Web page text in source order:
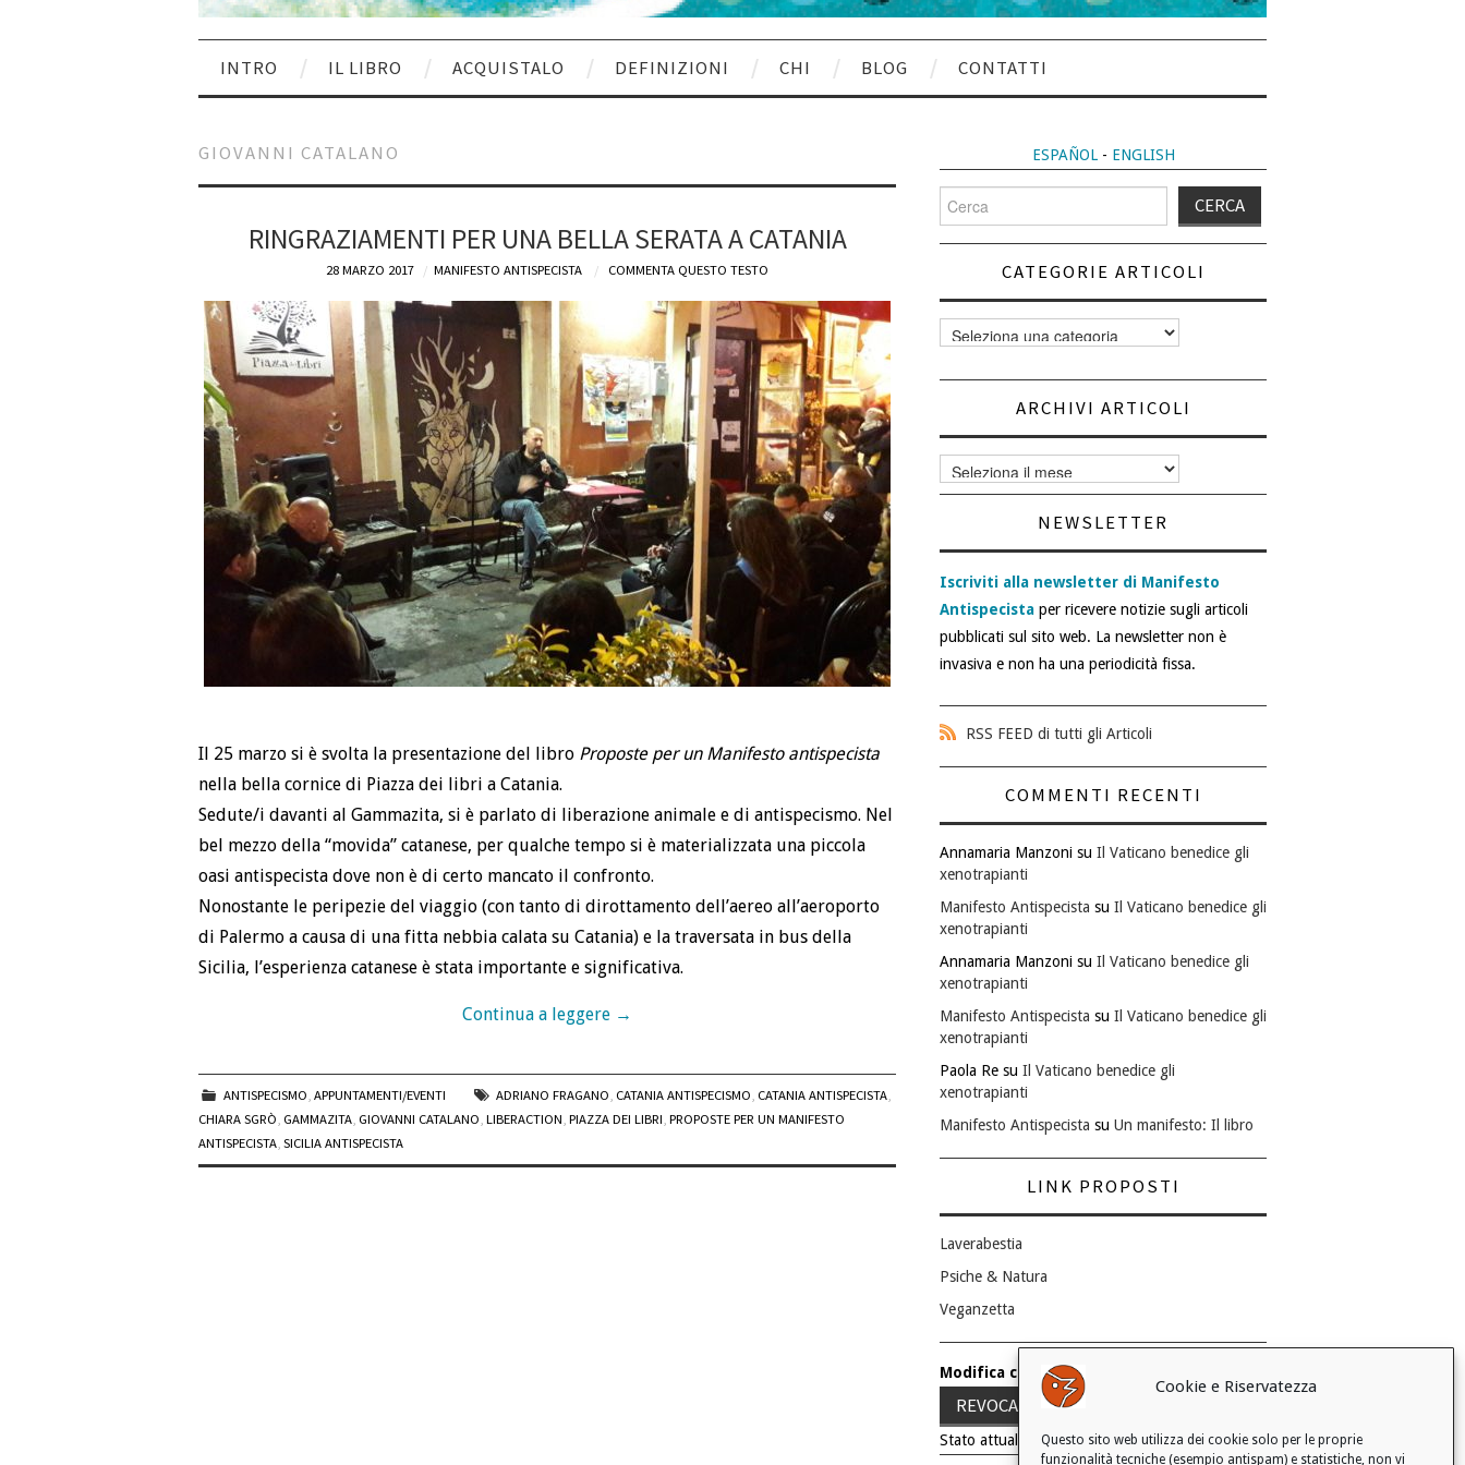
Cookie e Riservatezza
Questo sito web utilizza dei cookie solo per le proprie
funzionalità tecniche (esempio antispam) e statistiche, non vi
INTRO IL LIBRO ACQUISTALO DEFINIZIONI CHI BLOG CONTATTI
GIOVANNI CATALANO
RINGRAZIAMENTI PER UNA BELLA SERATA A CATANIA
28 MARZO 2017 MANIFESTO ANTISPECISTA COMMENTA QUESTO TESTO
Il 25 marzo si è svolta la presentazione del libro Proposte per un Manifesto antispecista
nella bella cornice di Piazza dei libri a Catania.
Sedute/i davanti al Gammazita, si è parlato di liberazione animale e di antispecismo. Nel
bel mezzo della “movida” catanese, per qualche tempo si è materializzata una piccola
oasi antispecista dove non è di certo mancato il confronto.
Nonostante le peripezie del viaggio (con tanto di dirottamento dell’aereo all’aeroporto
di Palermo a causa di una fitta nebbia calata su Catania) e la traversata in bus della
Sicilia, l’esperienza catanese è stata importante e significativa.
Continua a leggere →
ANTISPECISMO,APPUNTAMENTI/EVENTI ADRIANO FRAGANO, CATANIA ANTISPECISMO, CATANIA ANTISPECISTA,
CHIARA SGRÒ, GAMMAZITA, GIOVANNI CATALANO, LIBERACTION, PIAZZA DEI LIBRI, PROPOSTE PER UN MANIFESTO
ANTISPECISTA, SICILIA ANTISPECISTA
ESPAÑOL- ENGLISH
per:
CATEGORIE ARTICOLI
Categorie
articoli
ARCHIVI ARTICOLI
Archivi
articoli
NEWSLETTER
Iscriviti alla newsletter di Manifesto
Antispecista per ricevere notizie sugli articoli
pubblicati sul sito web. La newsletter non è
invasiva e non ha una periodicità fissa.
RSS FEED di tutti gli Articoli
COMMENTI RECENTI
Annamaria Manzoni su Il Vaticano benedice gli
xenotrapianti
Manifesto Antispecista su Il Vaticano benedice gli
xenotrapianti
Annamaria Manzoni su Il Vaticano benedice gli
xenotrapianti
Manifesto Antispecista su Il Vaticano benedice gli
xenotrapianti
Paola Re su Il Vaticano benedice gli
xenotrapianti
Manifesto Antispecista su Un manifesto: Il libro
LINK PROPOSTI
Laverabestia
Psiche & Natura
Veganzetta
Modifica consenso ai cookie
REVOCA IL TUO CONSENSO
Stato attuale: Negato